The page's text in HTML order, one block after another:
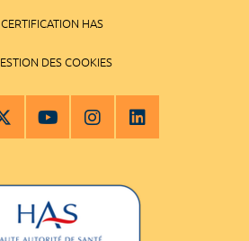
CERTIFICATION HAS
DES COOKIES